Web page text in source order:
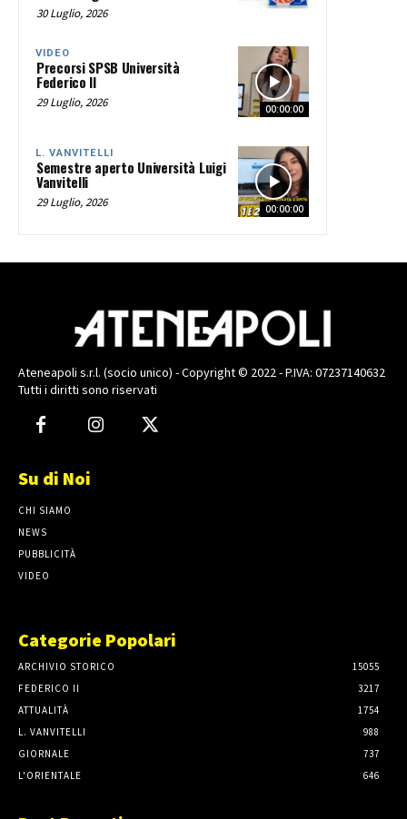
30 Luglio, 2026
00:00:00
VIDEO
Precorsi SPSB Università
Federico II
29 Luglio, 2026
00:00:00
L. VANVITELLI
Semestre aperto Università Luigi
Vanvitelli
29 Luglio, 2026
Ateneapoli s.r.l. (socio unico) - Copyright © 2022 - P.IVA: 07237140632
Tutti i diritti sono riservati
Su di Noi
CHI SIAMO
NEWS
PUBBLICITÀ
VIDEO
Categorie Popolari
ARCHIVIO STORICO
15055
FEDERICO II
3217
ATTUALITÀ
1754
L. VANVITELLI
988
GIORNALE
737
L'ORIENTALE
646